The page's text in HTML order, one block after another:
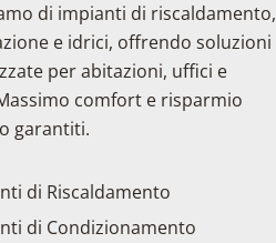
di impianti di riscaldamento,
e idrici, offrendo soluzioni
per abitazioni, uffici e
comfort e risparmio
garantiti.
di Riscaldamento
di Condizionamento